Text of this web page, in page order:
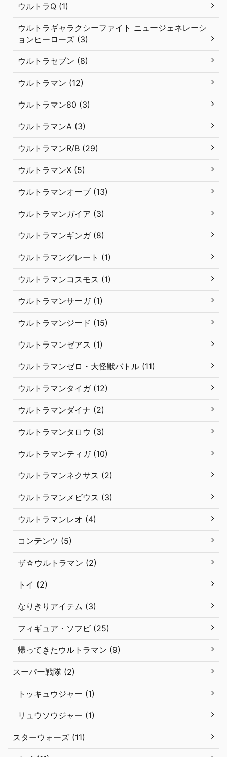
ウルトラQ (1)
ウルトラギャラクシーファイト ニュージェネレーシ
ョンヒーローズ (3)
ウルトラセブン (8)
ウルトラマン (12)
ウルトラマン80 (3)
ウルトラマンA (3)
ウルトラマンR/B (29)
ウルトラマンX (5)
ウルトラマンオーブ (13)
ウルトラマンガイア (3)
ウルトラマンギンガ (8)
ウルトラマングレート (1)
ウルトラマンコスモス (1)
ウルトラマンサーガ (1)
ウルトラマンジード (15)
ウルトラマンゼアス (1)
ウルトラマンゼロ・大怪獣バトル (11)
ウルトラマンタイガ (12)
ウルトラマンダイナ (2)
ウルトラマンタロウ (3)
ウルトラマンティガ (10)
ウルトラマンネクサス (2)
ウルトラマンメビウス (3)
ウルトラマンレオ (4)
コンテンツ (5)
ザ☆ウルトラマン (2)
トイ (2)
なりきりアイテム (3)
フィギュア・ソフビ (25)
帰ってきたウルトラマン (9)
スーパー戦隊 (2)
トッキュウジャー (1)
リュウソウジャー (1)
スターウォーズ (11)